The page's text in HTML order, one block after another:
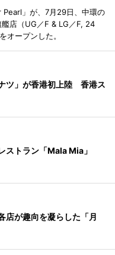
」が、7月29日、中環の
店（UG／F & LG／F, 24
ープンした。
ツ」が香港初上陸 香港ス
ストラン「Mala Mia」
が趣向を凝らした「月